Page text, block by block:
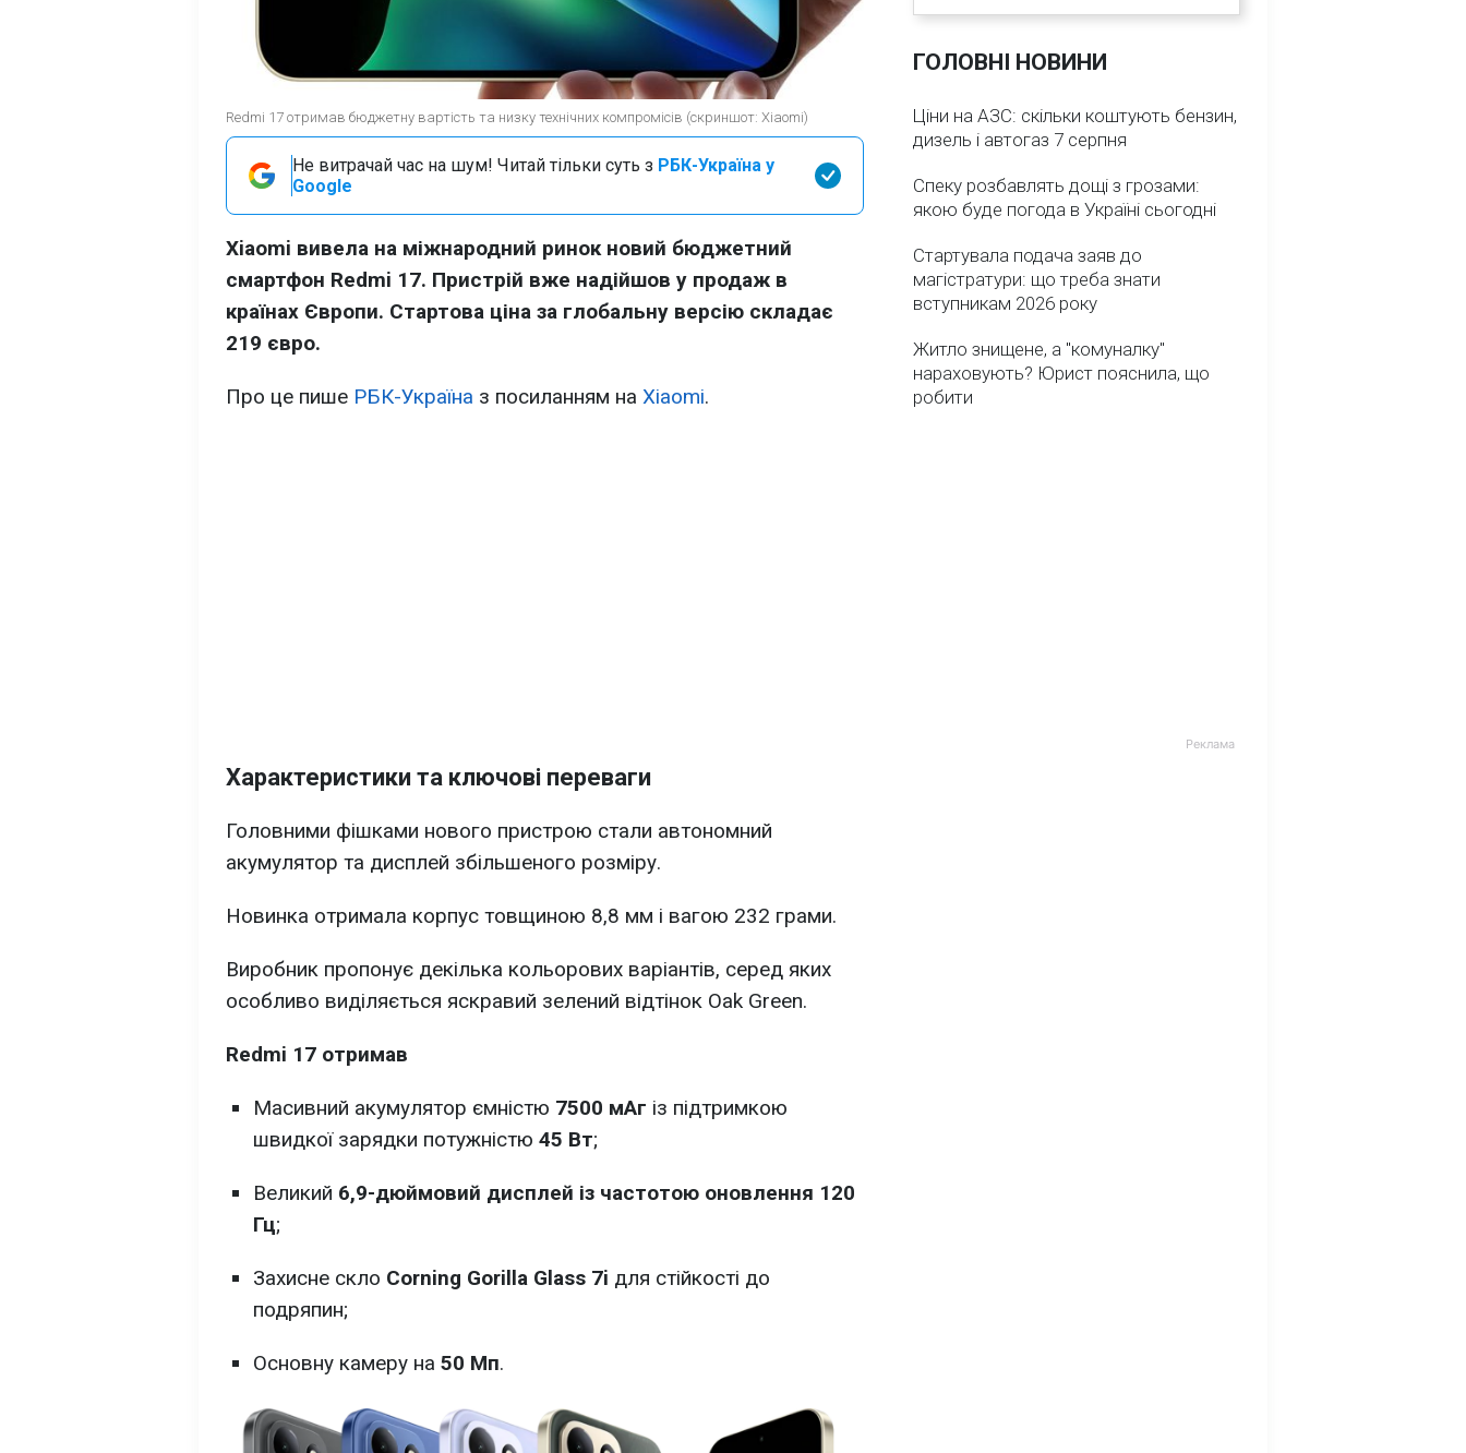
Redmi 17 отримав бюджетну вартість та низку технічних компромісів (скриншот: Xiaomi)
Не витрачай час на шум! Читай тільки суть з РБК-Україна у
Google
Xiaomi вивела на міжнародний ринок новий бюджетний
смартфон Redmi 17. Пристрій вже надійшов у продаж в
країнах Європи. Стартова ціна за глобальну версію складає
219 євро.
Про це пише РБК-Україна з посиланням на Xiaomi.
Характеристики та ключові переваги
Головними фішками нового пристрою стали автономний
акумулятор та дисплей збільшеного розміру.
Новинка отримала корпус товщиною 8,8 мм і вагою 232 грами.
Виробник пропонує декілька кольорових варіантів, серед яких
особливо виділяється яскравий зелений відтінок Oak Green.
Redmi 17 отримав
Масивний акумулятор ємністю 7500 мАг із підтримкою
швидкої зарядки потужністю 45 Вт;
Великий 6,9-дюймовий дисплей із частотою оновлення 120
Гц;
Захисне скло Corning Gorilla Glass 7i для стійкості до
подряпин;
Основну камеру на 50 Мп.
ГОЛОВНІ НОВИНИ
Ціни на АЗС: скільки коштують бензин,
дизель і автогаз 7 серпня
Спеку розбавлять дощі з грозами:
якою буде погода в Україні сьогодні
Стартувала подача заяв до
магістратури: що треба знати
вступникам 2026 року
Житло знищене, а "комуналку"
нараховують? Юрист пояснила, що
робити